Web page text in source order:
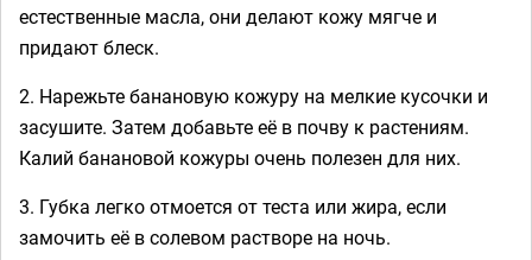
естественные масла, они делают кожу мягче и
придают блеск.
2. Нарежьте банановую кожуру на мелкие кусочки и
засушите. Затем добавьте её в почву к растениям.
Калий банановой кожуры очень полезен для них.
3. Губка легко отмоется от теста или жира, если
замочить её в солевом растворе на ночь.